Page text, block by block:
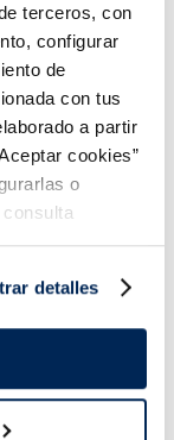
terceros, con
configurar
de
con tus
a partir
cookies”
o
detalles
Daikiri
Caja 6u x 70 ml